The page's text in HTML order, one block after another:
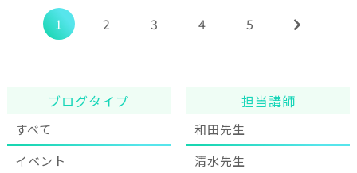
1 2 3 4 5
ブログタイプ
すべて
イベント
担当講師
和田先生
清水先生